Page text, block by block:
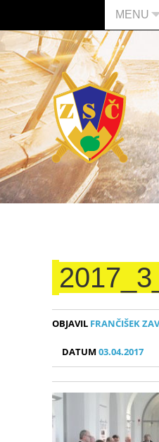
MENU
OBJAVIL FRANČIŠEK
DATUM03.04.2017